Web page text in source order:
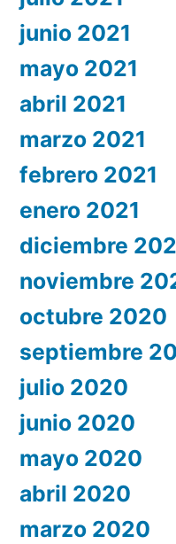
junio 2021
mayo 2021
abril 2021
marzo 2021
febrero 2021
enero 2021
diciembre
noviembre
octubre 2020
septiembre
julio 2020
junio 2020
mayo 2020
abril 2020
marzo 2020